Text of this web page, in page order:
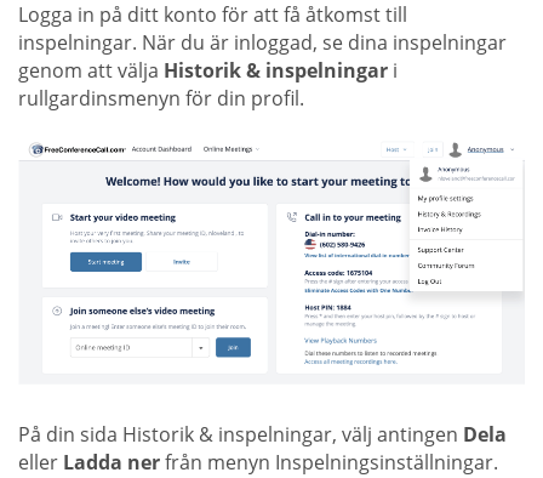
Logga in på ditt konto för att få åtkomst till
inspelningar. När du är inloggad, se dina inspelningar
genom att välja Historik & inspelningar i
rullgardinsmenyn för din profil.
På din sida Historik & inspelningar, välj antingen Dela
eller Ladda nerfrån menyn Inspelningsinställningar.